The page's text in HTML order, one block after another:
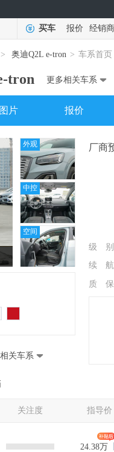
买车 报价 经销商
> 奥迪Q2L e-tron > 车系首页
tron 更多相关车系
图片 报价
外观
中控
空间
厂商
级 别
续 航
质 保
关车系
关注度 指导价
24.38万